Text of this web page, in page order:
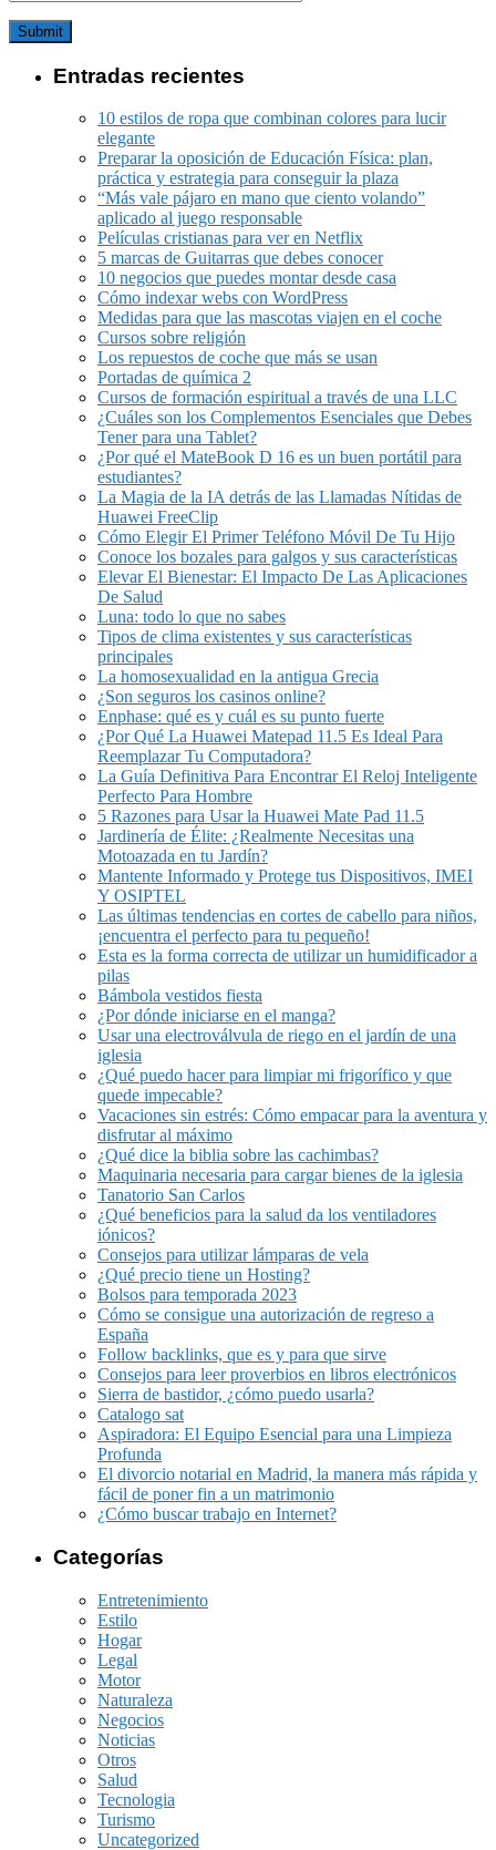
Entradas recientes
10 estilos de ropa que combinan colores para lucir
elegante
Preparar la oposición de Educación Física: plan,
práctica y estrategia para conseguir la plaza
“Más vale pájaro en mano que ciento volando”
aplicado al juego responsable
Películas cristianas para ver en Netflix
5 marcas de Guitarras que debes conocer
10 negocios que puedes montar desde casa
Cómo indexar webs con WordPress
Medidas para que las mascotas viajen en el coche
Cursos sobre religión
Los repuestos de coche que más se usan
Portadas de química 2
Cursos de formación espiritual a través de una LLC
¿Cuáles son los Complementos Esenciales que Debes
Tener para una Tablet?
¿Por qué el MateBook D 16 es un buen portátil para
estudiantes?
La Magia de la IA detrás de las Llamadas Nítidas de
Huawei FreeClip
Cómo Elegir El Primer Teléfono Móvil De Tu Hijo
Conoce los bozales para galgos y sus características
Elevar El Bienestar: El Impacto De Las Aplicaciones
De Salud
Luna: todo lo que no sabes
Tipos de clima existentes y sus características
principales
La homosexualidad en la antigua Grecia
¿Son seguros los casinos online?
Enphase: qué es y cuál es su punto fuerte
¿Por Qué La Huawei Matepad 11.5 Es Ideal Para
Reemplazar Tu Computadora?
La Guía Definitiva Para Encontrar El Reloj Inteligente
Perfecto Para Hombre
5 Razones para Usar la Huawei Mate Pad 11.5
Jardinería de Élite: ¿Realmente Necesitas una
Motoazada en tu Jardín?
Mantente Informado y Protege tus Dispositivos, IMEI
Y OSIPTEL
Las últimas tendencias en cortes de cabello para niños,
¡encuentra el perfecto para tu pequeño!
Esta es la forma correcta de utilizar un humidificador a
pilas
Bámbola vestidos fiesta
¿Por dónde iniciarse en el manga?
Usar una electroválvula de riego en el jardín de una
iglesia
¿Qué puedo hacer para limpiar mi frigorífico y que
quede impecable?
Vacaciones sin estrés: Cómo empacar para la aventura y
disfrutar al máximo
¿Qué dice la biblia sobre las cachimbas?
Maquinaria necesaria para cargar bienes de la iglesia
Tanatorio San Carlos
¿Qué beneficios para la salud da los ventiladores
iónicos?
Consejos para utilizar lámparas de vela
¿Qué precio tiene un Hosting?
Bolsos para temporada 2023
Cómo se consigue una autorización de regreso a
España
Follow backlinks, que es y para que sirve
Consejos para leer proverbios en libros electrónicos
Sierra de bastidor, ¿cómo puedo usarla?
Catalogo sat
Aspiradora: El Equipo Esencial para una Limpieza
Profunda
El divorcio notarial en Madrid, la manera más rápida y
fácil de poner fin a un matrimonio
¿Cómo buscar trabajo en Internet?
Categorías
Entretenimiento
Estilo
Hogar
Legal
Motor
Naturaleza
Negocios
Noticias
Otros
Salud
Tecnologia
Turismo
Uncategorized